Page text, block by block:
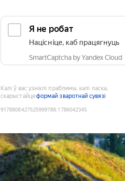
Я не робат
Націсніце, каб працягнуць
SmartCaptcha by Yandex Cloud
Калі ў вас узніклі праблемы, калі ласка,
скарыстайцеформай зваротнай сувязі
9178808427525999788:1786042345